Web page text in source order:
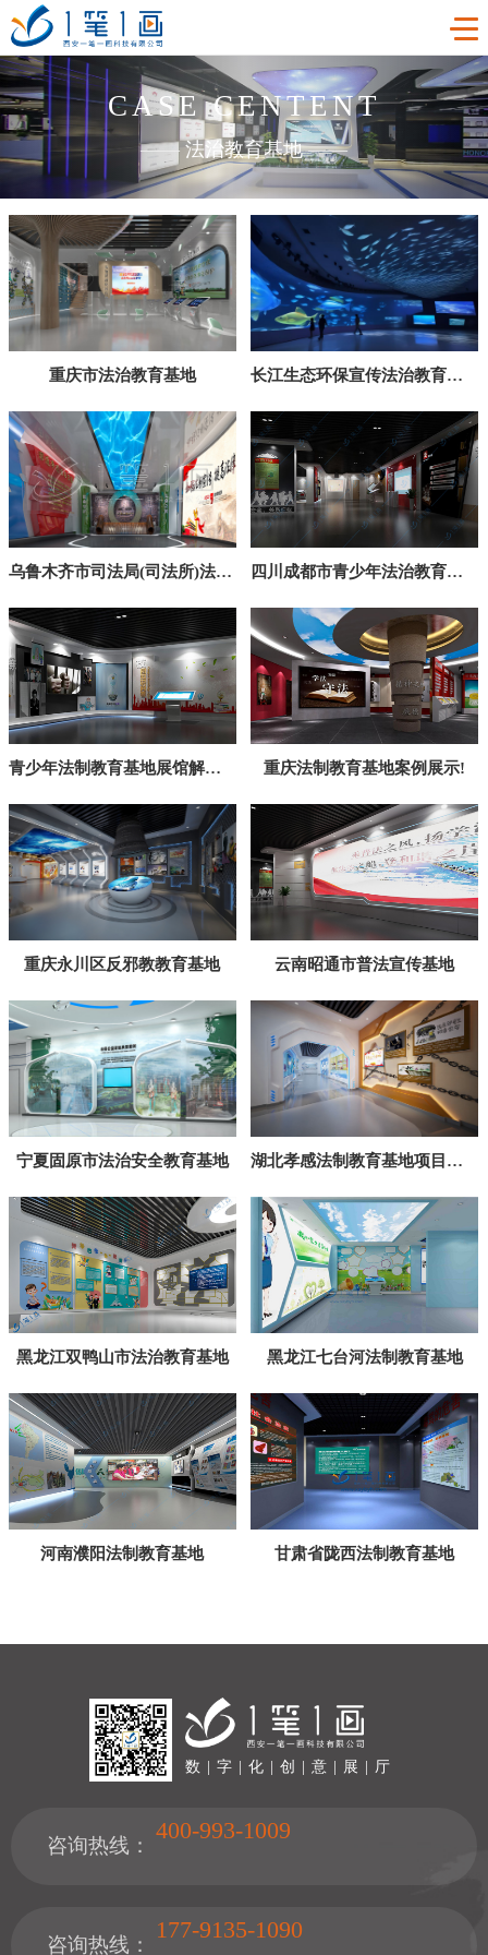
首页
工程案例
主题多媒体展厅
廉政警示展厅
法治教育基地
禁毒教育基地
红色党建教育基地
产品中心
VR虚拟现实
AR增强现实
触控一体机
创新展项
互动投影
幻影成像
特效屏幕
新闻中心
公司新闻
展厅资讯
常见问题
关于我们
企业简介
企业文化
荣誉资质
加入我们
合作代理
诚聘精英
联系我们
联系我们
区域负责人
CASE CENTENT
—— 法治教育基地 ——
重庆市法治教育基地 长江生态环保宣传法治教育基地展厅方案
乌鲁木齐市司法局(司法所)法治文化教育基地建设方案 四川成都市青少年法治教育实践基地
青少年法制教育基地展馆解决方案 重庆法制教育基地案例展示!
重庆永川区反邪教教育基地 云南昭通市普法宣传基地
宁夏固原市法治安全教育基地 湖北孝感法制教育基地项目介绍
黑龙江双鸭山市法治教育基地 黑龙江七台河法制教育基地
河南濮阳法制教育基地 甘肃省陇西法制教育基地
数 | 字 | 化 | 创 | 意 | 展 | 厅
咨询热线：
400-993-1009
咨询热线：
177-9135-1090